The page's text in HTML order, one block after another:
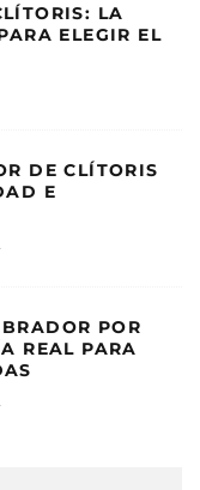
LA
ELEGIR EL
DE CLÍTORIS
E
POR
REAL PARA